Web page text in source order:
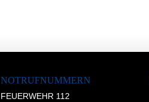
NOTRUFNUMMERN
FEUERWEHR 112